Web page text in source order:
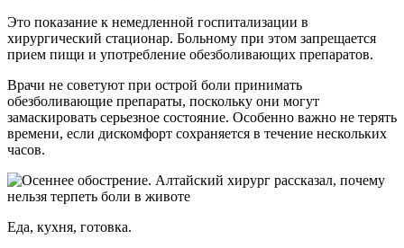
Это показание к немедленной госпитализации в
хирургический стационар. Больному при этом запрещается
прием пищи и употребление обезболивающих препаратов.
Врачи не советуют при острой боли принимать
обезболивающие препараты, поскольку они могут
замаскировать серьезное состояние. Особенно важно не терять
времени, если дискомфорт сохраняется в течение нескольких
часов.
Еда, кухня, готовка.